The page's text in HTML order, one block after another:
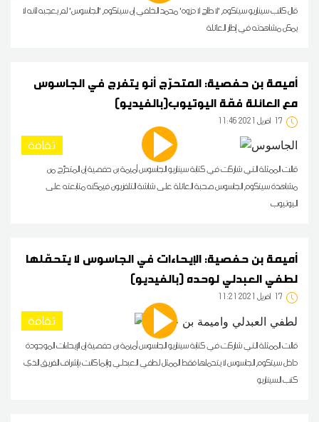
قال كاتب سيناريو سيتكوم 'لا طاح لا دزوه' محمد الخلفي إن سيتكوم 'الجاسوس' لم يعجبه لأنه لا
يمكن مشاهدته في إطار العائلة
أميمة بن حفصية: المتحرّج أنو يتفرج في الجاسوس
مع العائلة فمّة اليوتيوب(بالفيديو)
17 11:46 2021 أفريل
ثقافة
قالت الممثلة التي شاركت في كتابة سيناريو الجاسوس أميمة بن حفصية إن المتحرّج من
مشاهدة سيتكوم الجاسوس صحبة العائلة على شاشة التلفزيون فيمكنه متابعته على
اليوتيوب
أميمة بن حفصية: الإيحاءات في الجاسوس لا يتحمّلها
لطفي العبدلي لوحده (بالفيديو)
17 11:21 2021 أفريل
ثقافة
قالت الممثلة التي شاركت في كتابة سيناريو الجاسوس أميمة بن حفصية إن الإيحاءات الموجودة
داخل سيتكوم الجاسوس لا يتحملها فقط الممثل لطفي العبدلي وإنما كانت بإشراف الفريق الذي
كتب السيناريو